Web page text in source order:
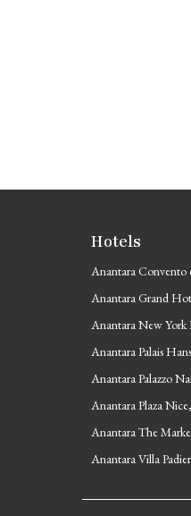
Hotels
Anantara
Anantara Grand
Anantara New York
Anantara Palais
Anantara Palazzo
Anantara Plaza
Anantara The
Anantara Villa